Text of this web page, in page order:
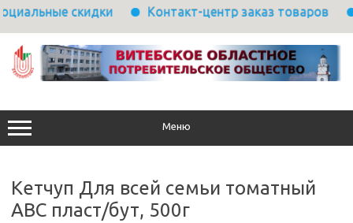
скидки Контакт-центр заказ товаров
содержимому
Меню
Кетчуп Для всей семьи томатный
АВС пласт/бут, 500г